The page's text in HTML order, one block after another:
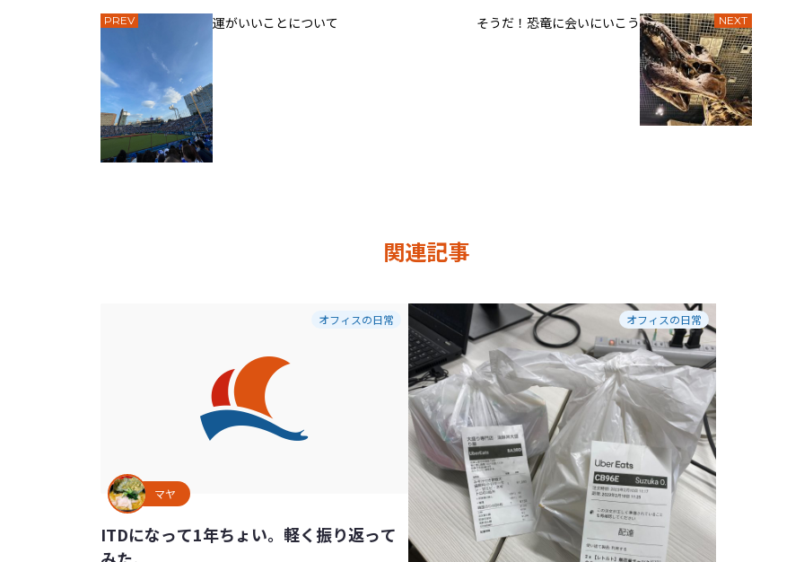
PREV 運がいいことについて NEXT
そうだ！恐竜に会いにいこう
関連記事
オフィスの日常
マヤ
ITDになって1年ちょい。軽く振り返って
オフィスの日常